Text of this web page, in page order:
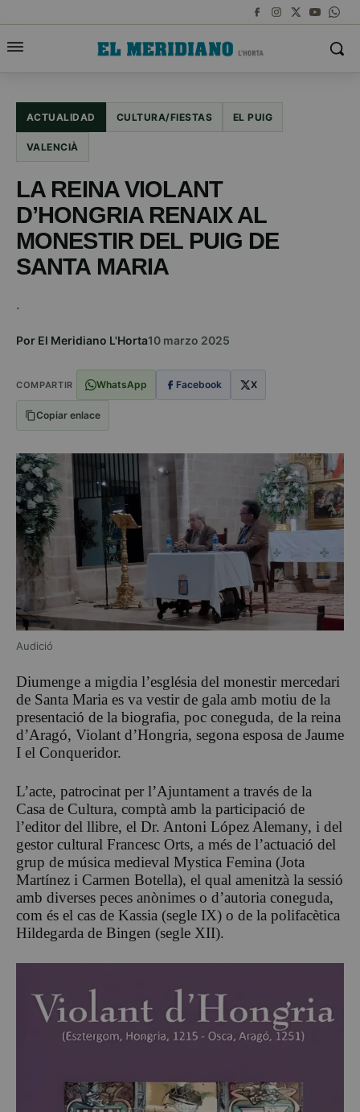
ACTUALIDAD CULTURA/FIESTAS EL PUIG
VALENCIÀ
LA REINA VIOLANT
D’HONGRIA RENAIX AL
MONESTIR DEL PUIG DE
SANTA MARIA
.
Por El Meridiano L'Horta10 marzo 2025
COMPARTIR WhatsApp Facebook X
Copiar enlace
Audició
Diumenge a migdia l’església del monestir mercedari
de Santa Maria es va vestir de gala amb motiu de la
presentació de la biografia, poc coneguda, de la reina
d’Aragó, Violant d’Hongria, segona esposa de Jaume
I el Conqueridor.
L’acte, patrocinat per l’Ajuntament a través de la
Casa de Cultura, comptà amb la participació de
l’editor del llibre, el Dr. Antoni López Alemany, i del
gestor cultural Francesc Orts, a més de l’actuació del
grup de música medieval Mystica Femina (Jota
Martínez i Carmen Botella), el qual amenitzà la sessió
amb diverses peces anònimes o d’autoria coneguda,
com és el cas de Kassia (segle IX) o de la polifacètica
Hildegarda de Bingen (segle XII).